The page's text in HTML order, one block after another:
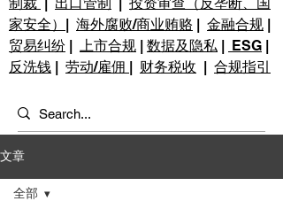
家安全） | 海外腐败/商业贿赂 | 金融合规 |
贸易纠纷 | 上市合规 | 数据及隐私 | ESG |
反洗钱 | 劳动/雇佣 | 财务税收 | 合规指引
文章
全部